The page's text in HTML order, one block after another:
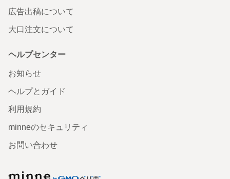
広告出稿について
大口注文について
ヘルプセンター
お知らせ
ヘルプとガイド
利用規約
minneのセキュリティ
お問い合わせ